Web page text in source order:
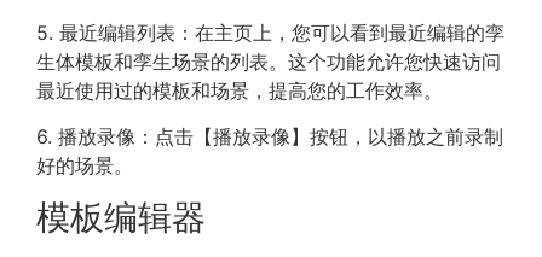
5. 最近编辑列表：在主页上，您可以看到最近编辑的孪
生体模板和孪生场景的列表。这个功能允许您快速访问
最近使用过的模板和场景，提高您的工作效率。
6. 播放录像：点击【播放录像】按钮，以播放之前录制
好的场景。
模板编辑器